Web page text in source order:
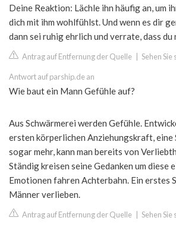
Deine Reaktion: Lächle ihn häufig an, um
dich mit ihm wohlfühlst. Und wenn es dir
dann sei ruhig ehrlich und verrate, dass du
Antrag auf Entfernung der Quelle Sehen
Antwort auf parship.de an
Wie baut ein Mann Gefühle auf?
Aus Schwärmerei werden Gefühle.
ersten körperlichen Anziehungskraft, eine
sogar mehr, kann man bereits von
Ständig kreisen seine Gedanken um diese
Emotionen fahren Achterbahn. Ein erstes
Männer verlieben.
Antrag auf Entfernung der Quelle Sehen